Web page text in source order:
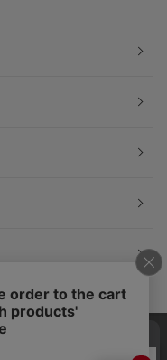
ンツの最適な提供、ト